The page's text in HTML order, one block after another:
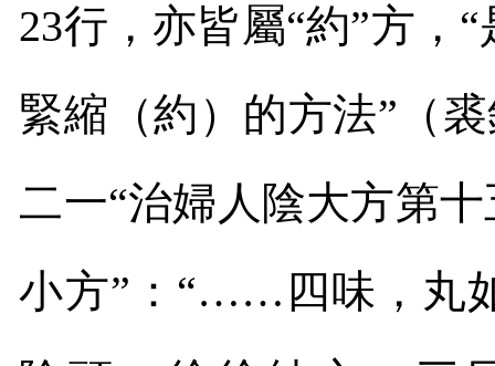
23行，亦皆屬“約”方
緊縮（約）的方法”（
二一“治婦人陰大方第
小方”：“……四味，丸